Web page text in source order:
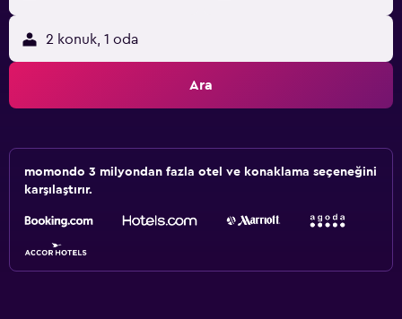
2 konuk, 1 oda
Ara
momondo 3 milyondan fazla otel ve konaklama seçeneğini
karşılaştırır.